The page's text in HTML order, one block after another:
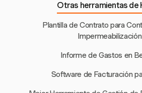
Otras herramientas de
Plantilla de Contrato para
Impermeabilización
Informe de Gastos en
Software de Facturación